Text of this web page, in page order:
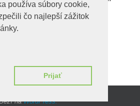
používa súbory cookie,
čo najlepší zážitok
Prijať
naWordPress.